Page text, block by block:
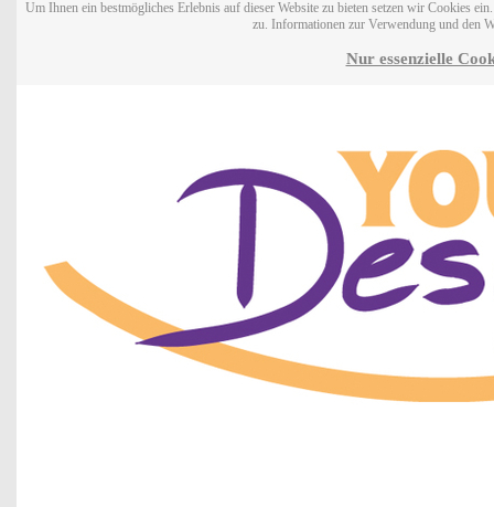
Um Ihnen ein bestmögliches Erlebnis auf dieser Website zu bieten setzen wir Cookies
zu. Informationen zur Verwendung und den
Nur essenzielle